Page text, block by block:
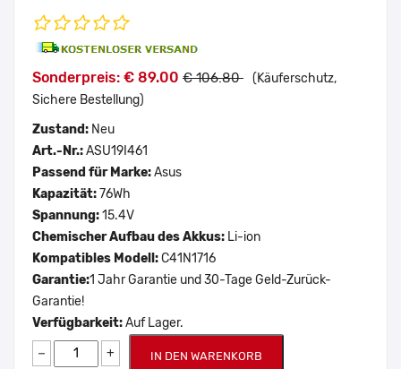
Sonderpreis: € 89.00 € 106.80 (Käuferschutz,
Sichere Bestellung)
Zustand: Neu
Art.-Nr.:ASU19I461
Passend für Marke:Asus
Kapazität:76Wh
Spannung:15.4V
Chemischer Aufbau des Akkus: Li-ion
Kompatibles Modell:C41N1716
Garantie:1 Jahr Garantie und 30-Tage Geld-Zurück-
Garantie!
Verfügbarkeit:Auf Lager.
− + IN DEN WARENKORB